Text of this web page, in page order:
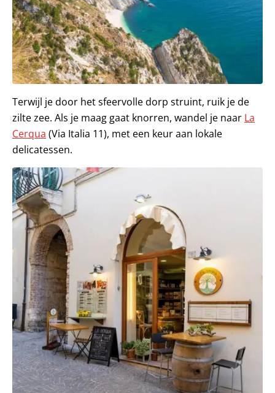
Terwijl je door het sfeervolle dorp struint, ruik je de
zilte zee. Als je maag gaat knorren, wandel je naar La
Cerqua (Via Italia 11), met een keur aan lokale
delicatessen.